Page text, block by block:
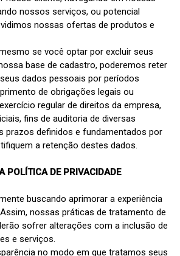
nossos serviços, ou potencial
nossas ofertas de produtos e
se você optar por excluir seus
base de cadastro, poderemos reter
dados pessoais por períodos
de obrigações legais ou
regular de direitos da empresa,
fins de auditoria de diversas
prazos definidos e fundamentados por
a retenção destes dados.
POLÍTICA DE PRIVACIDADE
buscando aprimorar a experiência
nossas práticas de tratamento de
sofrer alterações com a inclusão de
e serviços.
no modo em que tratamos seus